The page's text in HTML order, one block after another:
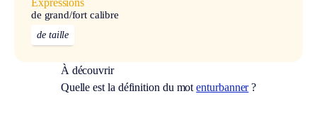
Expressions
de grand/fort calibre
de taille
À découvrir
Quelle est la définition du motenturbanner?